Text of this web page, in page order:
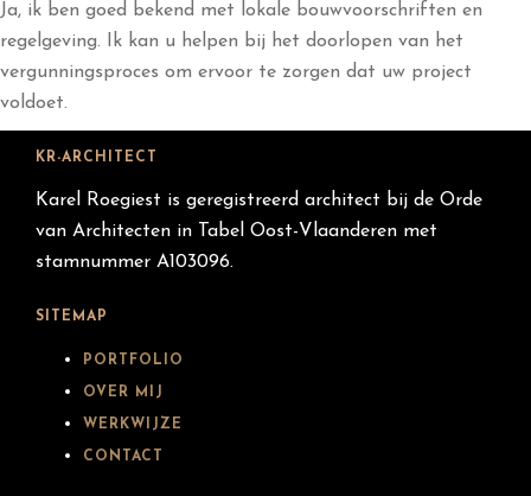
Ja, ik ben goed bekend met lokale bouwvoorschriften en
regelgeving. Ik kan u helpen bij het doorlopen van het
vergunningsproces om ervoor te zorgen dat uw project
voldoet.
KR-ARCHITECT
Karel Roegiest is geregistreerd architect bij de Orde
van Architecten in Tabel Oost-Vlaanderen met
stamnummer A103096.
SITEMAP
PORTFOLIO
OVER MIJ
WERKWIJZE
CONTACT